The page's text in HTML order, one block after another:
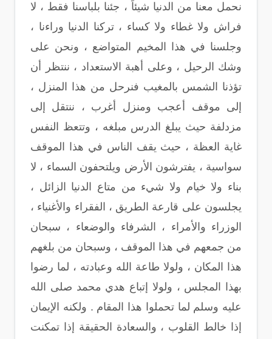
نحمل معنا من الدنيا شيئاً ، جئنا بلباسنا فقط ، لا
فراش ولا غطاء ولا كساء ، تركنا الدنيا وراءنا ،
وجلسنا في هذا المخيم المتواضع ، ونحن على
وشك الرحيل ، وعلى أهبة الاستعداد ، ننتظر أن
تؤذنا الشمس بالمغيب فنرحل من هذا المنزل ،
إلى موقف أعجب ومنزل أغرب ، ننتقل إلى
مزدلفة حيث يبلغ الدرس مبلغه ، وتتعظ النفس
غاية العظة ، حيث يقف الناس في هذا الموقف
سواسية ، يفترشون الأرض ويلتحفون السماء ، لا
بناء ولا خيام ولا شيء من متاع الدنيا الزائل ،
يجلسون على قارعة الطريق ، الفقراء والأغنياء ،
الوزراء والأمراء ، الشرفاء والوضعاء ، سبحان
من جمعهم في هذا الموقف ، وسبحان من بلغهم
هذا المكان ، ولولا طاعة الله وعبادته ، لما رضوا
بهذا المجلس ، ولولا إتباع هدي محمد صلى الله
عليه وسلم لما تحملوا هذا المقام . ولكنه الإيمان
إذا خالط القلوب ، والسعادة الحقيقة إذا تمكنت